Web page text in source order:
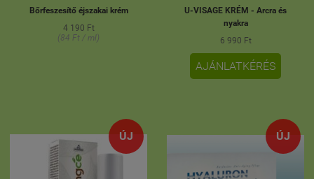
Bőrfeszesítő éjszakai krém
4 190 Ft
(84 Ft / ml)
U-VISAGE KRÉM - Arcra és
nyakra
6 990 Ft
AJÁNLATKÉRÉS
ÚJ ÚJ